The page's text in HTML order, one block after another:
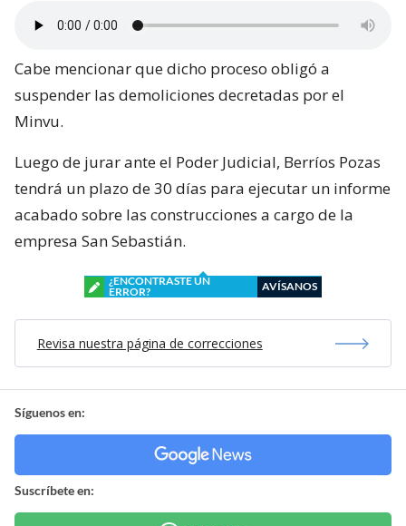
Cabe mencionar que dicho proceso obligó a
suspender las demoliciones decretadas por el
Minvu.
Luego de jurar ante el Poder Judicial, Berríos Pozas
tendrá un plazo de 30 días para ejecutar un informe
acabado sobre las construcciones a cargo de la
empresa San Sebastián.
¿ENCONTRASTE UN
ERROR?
AVÍSANOS
Revisa nuestra página de correcciones
Síguenos en:
Suscríbete en: